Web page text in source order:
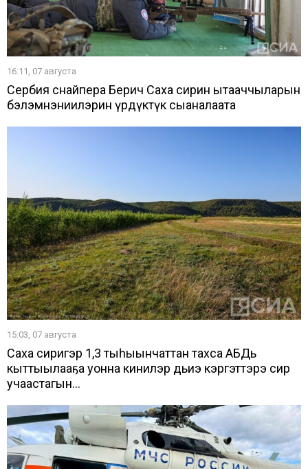
16:11, 07 августа
Сербия снайпера Берич Саха сирин ытааччыларын
бэлэмнэниилэрин үрдүктүк сыаналаата
15:03, 07 августа
Саха сиригэр 1,3 тыһыынчаттан тахса АБДь
кыттыылааҕа уонна кинилэр дьиэ кэргэттэрэ сир
учаастагын...